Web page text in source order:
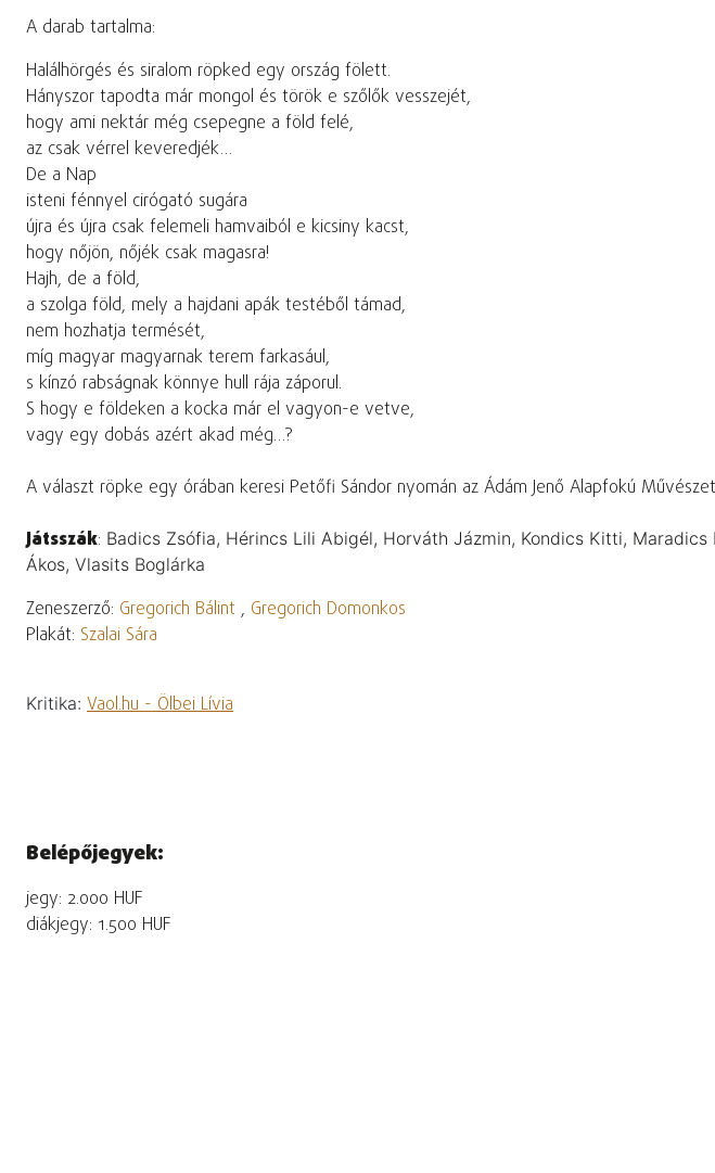
A darab tartalma:
Halálhörgés és siralom röpked egy ország fölett.
Hányszor tapodta már mongol és török e szőlők vesszejét,
hogy ami nektár még csepegne a föld felé,
az csak vérrel keveredjék…
De a Nap
isteni fénnyel cirógató sugára
újra és újra csak felemeli hamvaiból e kicsiny kacst,
hogy nőjön, nőjék csak magasra!
Hajh, de a föld,
a szolga föld, mely a hajdani apák testéből támad,
nem hozhatja termését,
míg magyar magyarnak terem farkasául,
s kínzó rabságnak könnye hull rája záporul.
S hogy e földeken a kocka már el vagyon-e vetve,
vagy egy dobás azért akad még…?
A választ röpke egy órában keresi Petőfi Sándor nyomán az Ádám Jenő Alapfokú
Játsszák: Badics Zsófia, Hérincs Lili Abigél, Horváth Jázmin, Kondics Kitti,
Ákos, Vlasits Boglárka
Zeneszerző: Gregorich Bálint , Gregorich Domonkos
Plakát: Szalai Sára
Kritika: Vaol.hu - Ölbei Lívia
Belépőjegyek:
jegy: 2.000 HUF
diákjegy: 1.500 HUF